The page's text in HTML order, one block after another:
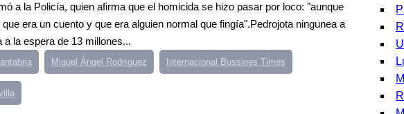
a la Policía, quien afirma que el homicida se hizo pasar por loco: "aunque
era un cuento y que era alguien normal que fingía".Pedrojota ningunea a
a la espera de 13 millones...
Miguel Ángel Rodríguez Internacional Bussines Times